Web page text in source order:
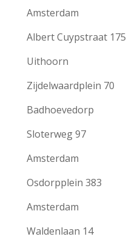
Amsterdam
Albert Cuypstraat 175
Uithoorn
Zijdelwaardplein 70
Badhoevedorp
Sloterweg 97
Amsterdam
Osdorpplein 383
Amsterdam
Waldenlaan 14